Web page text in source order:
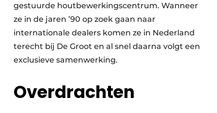
gestuurde houtbewerkingscentrum. Wanneer
ze in de jaren ’90 op zoek gaan naar
internationale dealers komen ze in Nederland
terecht bij De Groot en al snel daarna volgt een
exclusieve samenwerking.
Overdrachten